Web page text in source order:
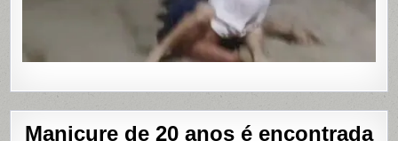
Manicure de 20 anos é encontrada